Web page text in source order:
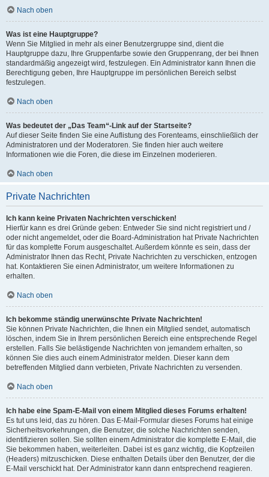
Nach oben
Was ist eine Hauptgruppe?
Wenn Sie Mitglied in mehr als einer Benutzergruppe sind, dient die
Hauptgruppe dazu, Ihre Gruppenfarbe sowie den Gruppenrang, der bei Ihnen
standardmäßig angezeigt wird, festzulegen. Ein Administrator kann Ihnen die
Berechtigung geben, Ihre Hauptgruppe im persönlichen Bereich selbst
festzulegen.
Nach oben
Was bedeutet der „Das Team“-Link auf der Startseite?
Auf dieser Seite finden Sie eine Auflistung des Forenteams, einschließlich der
Administratoren und der Moderatoren. Sie finden hier auch weitere
Informationen wie die Foren, die diese im Einzelnen moderieren.
Nach oben
Private Nachrichten
Ich kann keine Privaten Nachrichten verschicken!
Hierfür kann es drei Gründe geben: Entweder Sie sind nicht registriert und /
oder nicht angemeldet, oder die Board-Administration hat Private Nachrichten
für das komplette Forum ausgeschaltet. Außerdem könnte es sein, dass der
Administrator Ihnen das Recht, Private Nachrichten zu verschicken, entzogen
hat. Kontaktieren Sie einen Administrator, um weitere Informationen zu
erhalten.
Nach oben
Ich bekomme ständig unerwünschte Private Nachrichten!
Sie können Private Nachrichten, die Ihnen ein Mitglied sendet, automatisch
löschen, indem Sie in Ihrem persönlichen Bereich eine entsprechende Regel
erstellen. Falls Sie belästigende Nachrichten von jemandem erhalten, so
können Sie dies auch einem Administrator melden. Dieser kann dem
betreffenden Mitglied dann verbieten, Private Nachrichten zu versenden.
Nach oben
Ich habe eine Spam-E-Mail von einem Mitglied dieses Forums erhalten!
Es tut uns leid, das zu hören. Das E-Mail-Formular dieses Forums hat einige
Sicherheitsvorkehrungen, die Benutzer, die solche Nachrichten senden,
identifizieren sollen. Sie sollten einem Administrator die komplette E-Mail, die
Sie bekommen haben, weiterleiten. Dabei ist es ganz wichtig, die Kopfzeilen
(Headers) mitzuschicken. Diese enthalten Details über den Benutzer, der die
E-Mail verschickt hat. Der Administrator kann dann entsprechend reagieren.